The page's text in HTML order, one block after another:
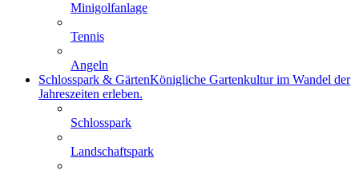
Minigolfanlage
Tennis
Angeln
Schlosspark & GärtenKönigliche Gartenkultur im Wandel der
Jahreszeiten erleben.
Schlosspark
Landschaftspark